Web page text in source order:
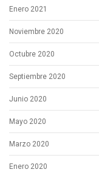
Enero 2021
Noviembre 2020
Octubre 2020
Septiembre 2020
Junio 2020
Mayo 2020
Marzo 2020
Enero 2020